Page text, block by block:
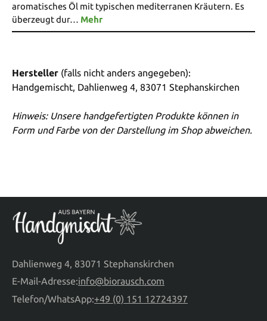
aromatisches Öl mit typischen mediterranen Kräutern. Es
überzeugt dur… Mehr
Hersteller (falls nicht anders angegeben):
Handgemischt, Dahlienweg 4, 83071 Stephanskirchen
Hinweis: Unsere handgefertigten Produkte können in
Form und Farbe von der Darstellung im Shop abweichen.
Dahlienweg 4, 83071 Stephanskirchen
E-Mail-Adresse:info@biorausch.com
Telefon/WhatsApp:+49 (0) 151 12724397